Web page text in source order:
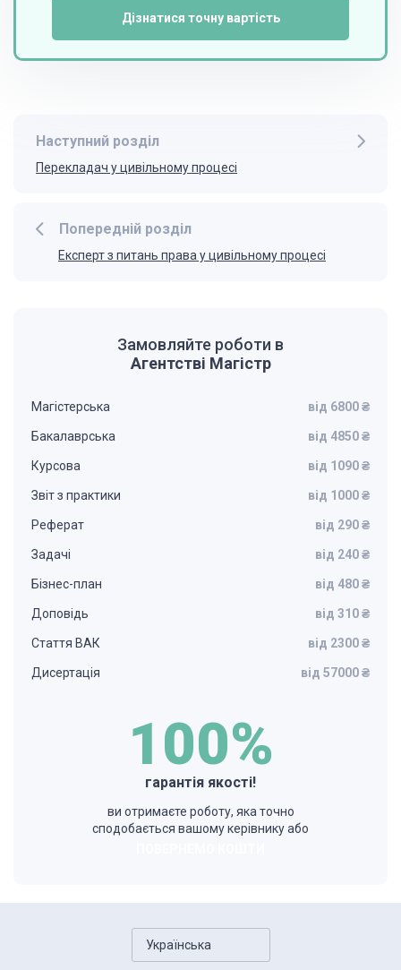
Дізнатися точну вартість
Попередній розділ
Експерт з питань права у цивільному процесі
Наступний розділ
Перекладач у цивільному процесі
Замовляйте роботи в
Агентстві Магістр
Магістерська від 6800 ₴
Бакалаврська від 4850 ₴
Курсова від 1090 ₴
Звіт з практики від 1000 ₴
Реферат від 290 ₴
Задачі від 240 ₴
Бізнес-план від 480 ₴
Доповідь від 310 ₴
Стаття ВАК від 2300 ₴
Дисертація від 57000 ₴
100%
гарантія якості!
ви отримаєте роботу, яка точно
сподобається вашому керівнику або
Українська